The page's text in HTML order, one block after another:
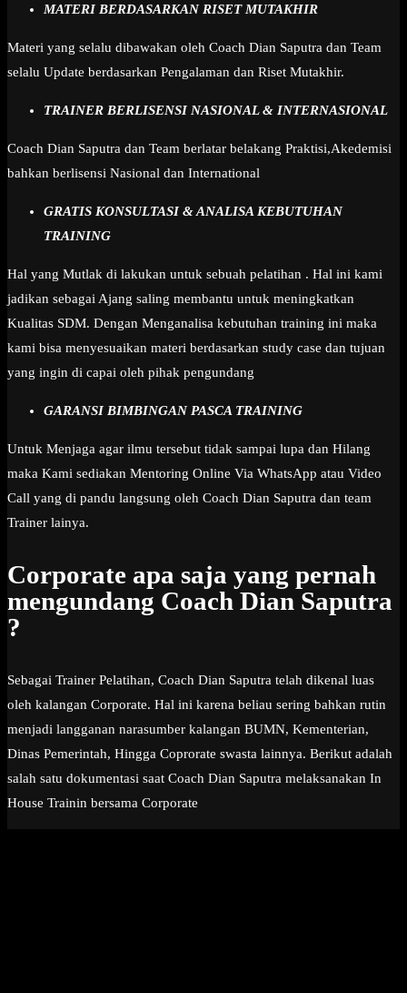
MATERI BERDASARKAN RISET MUTAKHIR
Materi yang selalu dibawakan oleh Coach Dian Saputra dan Team
selalu Update berdasarkan Pengalaman dan Riset Mutakhir.
TRAINER BERLISENSI NASIONAL & INTERNASIONAL
Coach Dian Saputra dan Team berlatar belakang Praktisi,Akedemisi
bahkan berlisensi Nasional dan International
GRATIS KONSULTASI & ANALISA KEBUTUHAN
TRAINING
Hal yang Mutlak di lakukan untuk sebuah pelatihan . Hal ini kami
jadikan sebagai Ajang saling membantu untuk meningkatkan
Kualitas SDM. Dengan Menganalisa kebutuhan training ini maka
kami bisa menyesuaikan materi berdasarkan study case dan tujuan
yang ingin di capai oleh pihak pengundang
GARANSI BIMBINGAN PASCA TRAINING
Untuk Menjaga agar ilmu tersebut tidak sampai lupa dan Hilang
maka Kami sediakan Mentoring Online Via WhatsApp atau Video
Call yang di pandu langsung oleh Coach Dian Saputra dan team
Trainer lainya.
Corporate apa saja yang pernah
mengundang Coach Dian Saputra
?
Sebagai Trainer Pelatihan, Coach Dian Saputra telah dikenal luas
oleh kalangan Corporate. Hal ini karena beliau sering bahkan rutin
menjadi langganan narasumber kalangan BUMN, Kementerian,
Dinas Pemerintah, Hingga Coprorate swasta lainnya. Berikut adalah
salah satu dokumentasi saat Coach Dian Saputra melaksanakan In
House Trainin bersama Corporate